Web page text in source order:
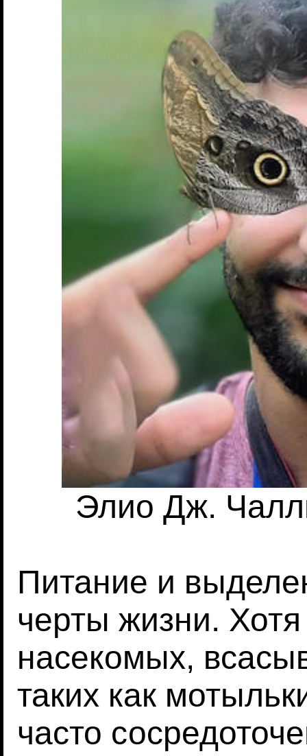
Элио Дж.
Питание и
черты жизни.
насекомых,
таких как
часто